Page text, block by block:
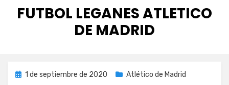
ETIQUETA
:
FUTBOL LEGANES ATLETICO
DE MADRID
Publicada
1 de septiembre de 2020 Atlético de Madrid